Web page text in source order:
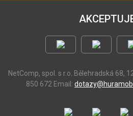
NetComp, spol. s r.o. Bělehradská 68,
850 672 Email: